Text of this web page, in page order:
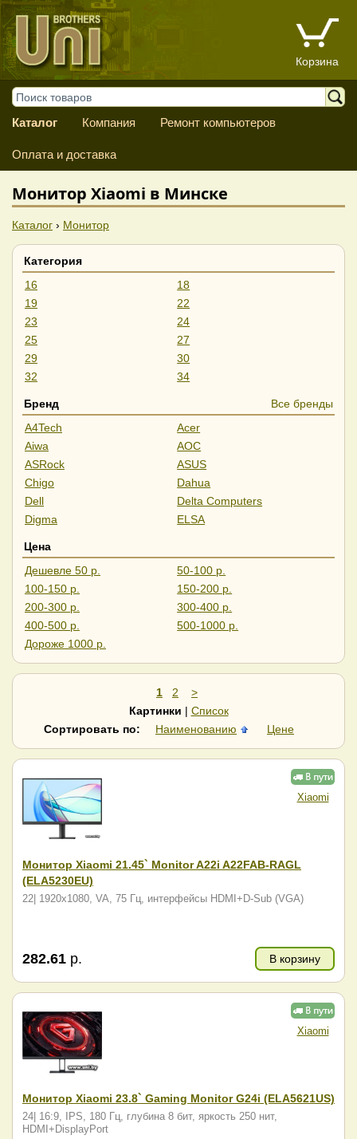
Корзина
Каталог Компания Ремонт компьютеров
Оплата и доставка
Монитор Xiaomi в Минске
Каталог › Монитор
Категория
16
18
19
22
23
24
25
27
29
30
32
34
40
43
45
49
55
57
Бренд
Все бренды
A4Tech
Acer
Aiwa
AOC
ASRock
ASUS
Chigo
Dahua
Dell
Delta Computers
Digma
ELSA
GMNG
HAFF
HIPER
Hisense
Horizont
HP
iFlow
Iiyama
IRBIS
Leff
Lenovo
LightCom
Lime
RDW Computers
Samsung
Vandor
ViewSonic
Xiaomi
Цена
Дешевле 50 р.
50-100 р.
100-150 р.
150-200 р.
200-300 р.
300-400 р.
400-500 р.
500-1000 р.
Дороже 1000 р.
1 2
>
Картинки | Список
Сортировать по:
Наименованию Цене
Xiaomi
Монитор Xiaomi 21.45` Monitor A22i A22FAB-RAGL
(ELA5230EU)
22| 1920x1080, VA, 75 Гц, интерфейсы HDMI+D-Sub (VGA)
282.61 р. В корзину
Xiaomi
Монитор Xiaomi 23.8` Gaming Monitor G24i (ELA5621US)
24| 16:9, IPS, 180 Гц, глубина 8 бит, яркость 250 нит,
HDMI+DisplayPort